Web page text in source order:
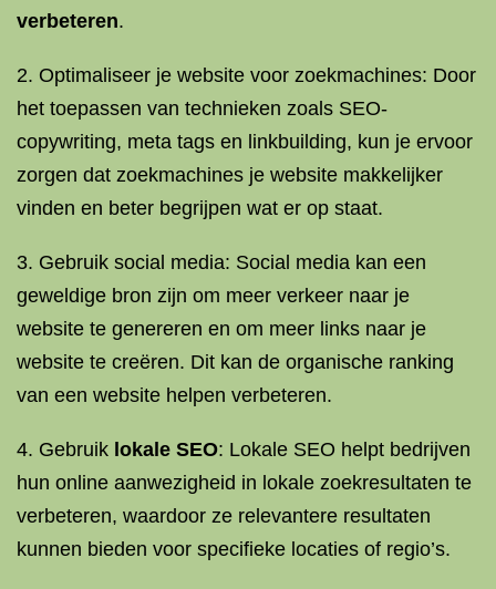
verbeteren.
2. Optimaliseer je website voor zoekmachines: Door
het toepassen van technieken zoals SEO-
copywriting, meta tags en linkbuilding, kun je ervoor
zorgen dat zoekmachines je website makkelijker
vinden en beter begrijpen wat er op staat.
3. Gebruik social media: Social media kan een
geweldige bron zijn om meer verkeer naar je
website te genereren en om meer links naar je
website te creëren. Dit kan de organische ranking
van een website helpen verbeteren.
4. Gebruik lokale SEO: Lokale SEO helpt bedrijven
hun online aanwezigheid in lokale zoekresultaten te
verbeteren, waardoor ze relevantere resultaten
kunnen bieden voor specifieke locaties of regio’s.